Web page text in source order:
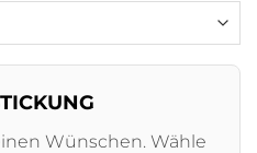
Wünschen. Wähle